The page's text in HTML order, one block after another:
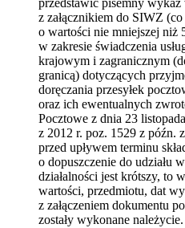
przedstawić pisemny
z załącznikiem do SIWZ
o wartości nie mniejszej niż
w zakresie świadczenia
krajowym i zagranicznym
granicą) dotyczących
doręczania przesyłek
oraz ich ewentualnych
Pocztowe z dnia 23
z 2012 r. poz. 1529 z późn.
przed upływem terminu
o dopuszczenie do udziału
działalności jest krótszy, to
wartości, przedmiotu, dat
z załączeniem dokumentu
zostały wykonane należycie.